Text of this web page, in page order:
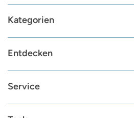
Kategorien
Entdecken
Service